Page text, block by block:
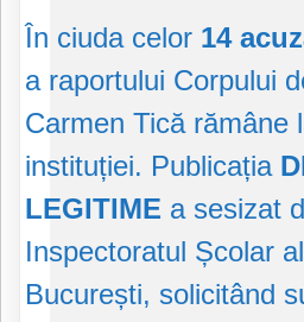
În ciuda celor 14
a raportului Corpului
Carmen Tică rămâne
instituției. Publicația
LEGITIME a sesizat
Inspectoratul Școlar
București, solicitând